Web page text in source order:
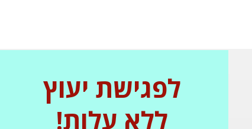
לפגישת יעוץ
ללא עלות!